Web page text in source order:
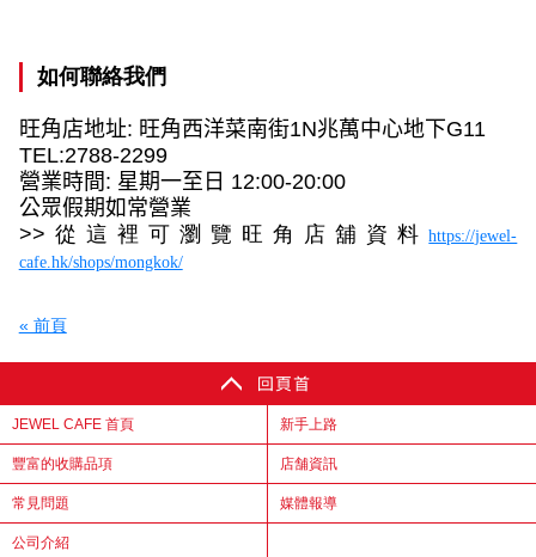
如何聯絡我們
旺角店地址: 旺角西洋菜南街1N兆萬中心地下G11
TEL:2788-2299
營業時間: 星期一至日 12:00-20:00
公眾假期如常營業
>> 從這裡可瀏覽旺角店舖資料https://jewel-
cafe.hk/shops/mongkok/
« 前頁
JEWEL CAFE 首頁 新手上路
豐富的收購品項 店舗資訊
常見問題 媒體報導
公司介紹